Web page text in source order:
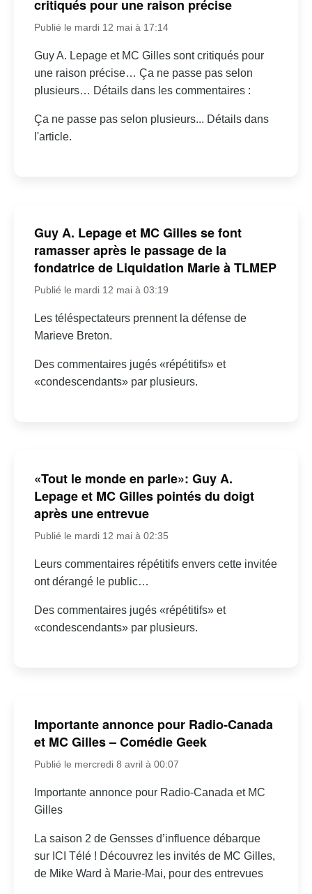
critiqués pour une raison précise
Publié le mardi 12 mai à 17:14
Guy A. Lepage et MC Gilles sont critiqués pour
une raison précise… Ça ne passe pas selon
plusieurs… Détails dans les commentaires :
Ça ne passe pas selon plusieurs... Détails dans
l'article.
Guy A. Lepage et MC Gilles se font
ramasser après le passage de la
fondatrice de Liquidation Marie à TLMEP
Publié le mardi 12 mai à 03:19
Les téléspectateurs prennent la défense de
Marieve Breton.
Des commentaires jugés «répétitifs» et
«condescendants» par plusieurs.
«Tout le monde en parle»: Guy A.
Lepage et MC Gilles pointés du doigt
après une entrevue
Publié le mardi 12 mai à 02:35
Leurs commentaires répétitifs envers cette invitée
ont dérangé le public…
Des commentaires jugés «répétitifs» et
«condescendants» par plusieurs.
Importante annonce pour Radio-Canada
et MC Gilles – Comédie Geek
Publié le mercredi 8 avril à 00:07
Importante annonce pour Radio-Canada et MC
Gilles
La saison 2 de Gensses d’influence débarque
sur ICI Télé ! Découvrez les invités de MC Gilles,
de Mike Ward à Marie-Mai, pour des entrevues